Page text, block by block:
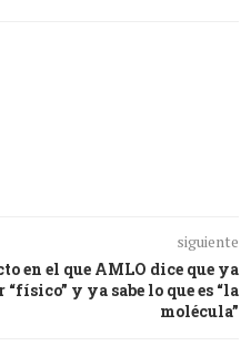
siguiente
en el que AMLO dice que ya
y ya sabe lo que es “la
molécula”